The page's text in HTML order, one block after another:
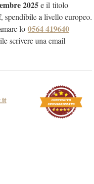
2025e il titolo
, spendibile a livello europeo.
lo 0564 419640
scrivere una email